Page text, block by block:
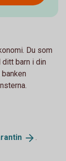
Du som
barn i din
.